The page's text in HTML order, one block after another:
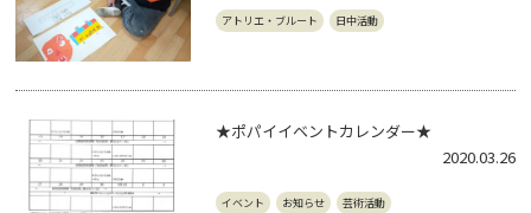
アトリエ・ブルート 日中活動
★ポパイイベントカレンダー★
2020.03.26
イベント お知らせ 芸術活動